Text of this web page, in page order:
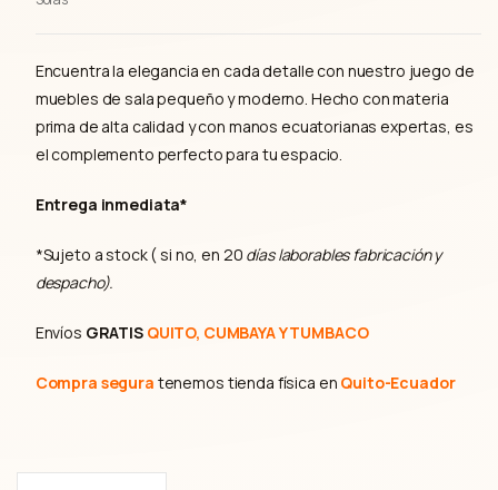
Encuentra la elegancia en cada detalle con nuestro juego de
muebles de sala pequeño y moderno. Hecho con materia
prima de alta calidad y con manos ecuatorianas expertas, es
el complemento perfecto para tu espacio.
Entrega inmediata*
*Sujeto a stock ( si no, en 20 días laborables fabricación y
despacho).
Envíos GRATIS QUITO, CUMBAYA Y TUMBACO
Compra segura tenemos tienda física en Quito-Ecuador